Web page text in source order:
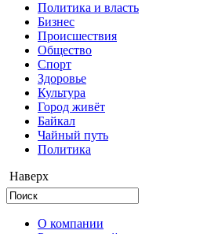
Политика и власть
Бизнес
Происшествия
Общество
Cпорт
Здоровье
Культура
Город живёт
Байкал
Чайный путь
Политика
Наверх
О компании